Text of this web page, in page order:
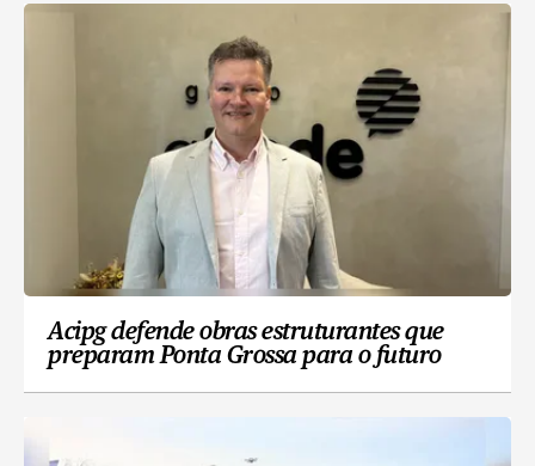
Acipg defende obras estruturantes que
preparam Ponta Grossa para o futuro